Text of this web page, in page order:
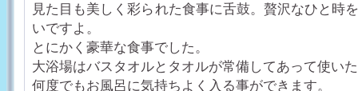
見た目も美しく彩られた食事に舌鼓。贅沢なひと時
いですよ。
とにかく豪華な食事でした。
大浴場はバスタオルとタオルが常備してあって使い
何度でもお風呂に気持ちよく入る事ができます。